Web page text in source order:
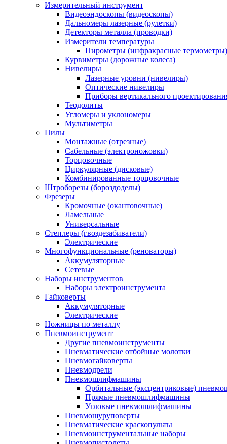
Измерительный инструмент
Видеоэндоскопы (видеоскопы)
Дальномеры лазерные (рулетки)
Детекторы металла (проводки)
Измерители температуры
Пирометры (инфракрасные термометры)
Курвиметры (дорожные колеса)
Нивелиры
Лазерные уровни (нивелиры)
Оптические нивелиры
Приборы вертикального
Теодолиты
Угломеры и уклономеры
Мультиметры
Пилы
Монтажные (отрезные)
Сабельные (электроножовки)
Торцовочные
Циркулярные (дисковые)
Комбинированные торцовочные
Штроборезы (бороздоделы)
Фрезеры
Кромочные (окантовочные)
Ламельные
Универсальные
Степлеры (гвоздезабиватели)
Электрические
Многофункциональные (реноваторы)
Аккумуляторные
Сетевые
Наборы инструментов
Наборы электроинструмента
Гайковерты
Аккумуляторные
Электрические
Ножницы по металлу
Пневмоинструмент
Другие пневмоинструменты
Пневматические отбойные молотки
Пневмогайковерты
Пневмодрели
Пневмошлифмашины
Орбитальные (эксцентриковые)
Прямые пневмошлифмашины
Угловые пневмошлифмашины
Пневмошуруповерты
Пневматические краскопульты
Пневмоинструментальные наборы